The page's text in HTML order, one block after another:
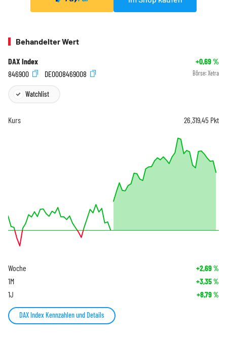
Behandelter Wert
DAX Index +0,69%
846900
DE0008469008 Börse: Xetra
Watchlist
Kurs 26.319,45 Pkt
Woche +2,69%
1M +3,35%
1J +8,79%
DAX Index Kennzahlen und Details